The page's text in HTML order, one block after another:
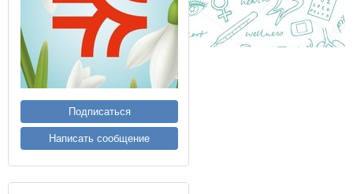
Подписаться
Написать сообщение